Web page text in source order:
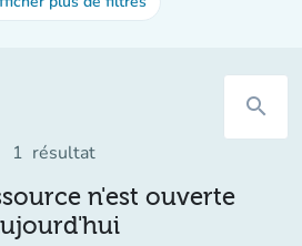
search
1 résultat
n'est ouverte